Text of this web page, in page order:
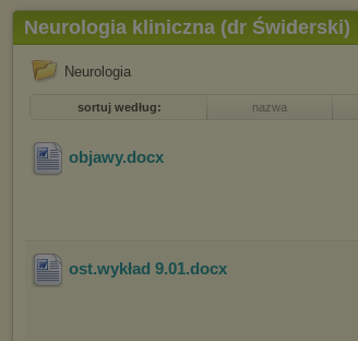
Neurologia kliniczna (dr Świderski)
Neurologia
sortuj według: nazwa
objawy.docx
ost.wykład 9.01.docx